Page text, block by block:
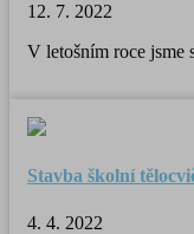
12. 7. 2022
V letošním roce jsme
Stavba školní
4. 4. 2022